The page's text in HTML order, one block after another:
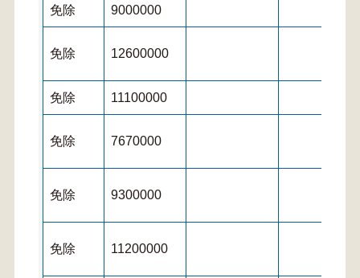
免除 9000000
免除 12600000
免除 11100000
免除 7670000
免除 9300000
免除 11200000